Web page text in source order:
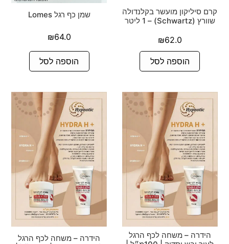
קרם סיליקון מועשר בקלנדולה
שוורץ (Schwartz) – 1 ליטר
₪62.0
הוספה לסל
שמן כף רגל Lomes
₪64.0
הוספה לסל
הידרה – משחה לכף הרגל
הידרה – משחה לכף הרגל